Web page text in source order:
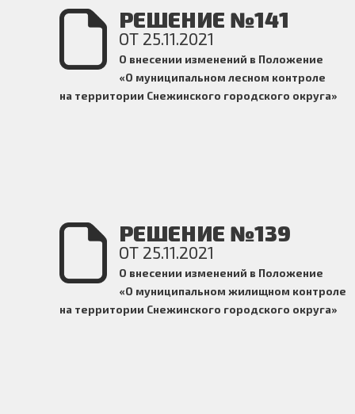
РЕШЕНИЕ №141
ОТ 25.11.2021
О внесении изменений в Положение
«О муниципальном лесном контроле
на территории Снежинского городского округа»
РЕШЕНИЕ №139
ОТ 25.11.2021
О внесении изменений в Положение
«О муниципальном жилищном контроле
на территории Снежинского городского округа»